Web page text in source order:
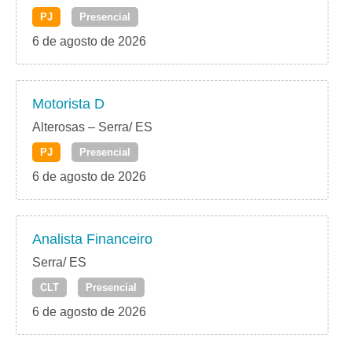
PJ Presencial
6 de agosto de 2026
Motorista D
Alterosas – Serra/ ES
PJ Presencial
6 de agosto de 2026
Analista Financeiro
Serra/ ES
CLT Presencial
6 de agosto de 2026